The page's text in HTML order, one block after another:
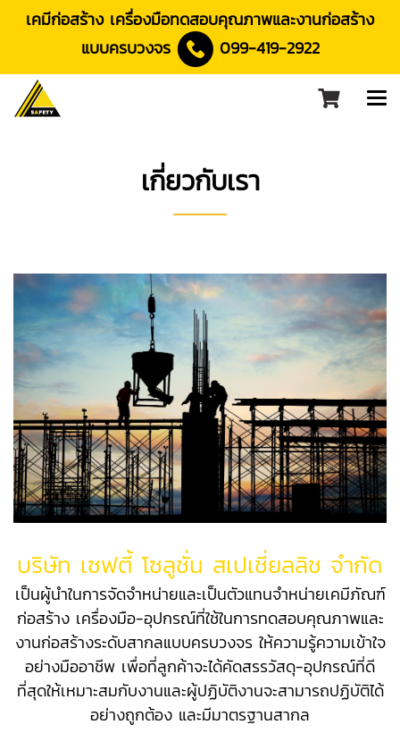
เคมีก่อสร้าง เครื่องมือทดสอบคุณภาพและงานก่อสร้าง
แบบครบวงจร
099-419-2922
เกี่ยวกับเรา
บริษัท เซฟตี้ โซลูชั่น สเปเชี่ยลลิช จำกัด
เป็นผู้นำในการจัดจำหน่ายและเป็นตัวแทนจำหน่ายเคมีภัณฑ์
ก่อสร้าง เครื่องมือ-อุปกรณ์ที่ใช้ในการทดสอบคุณภาพและ
งานก่อสร้างระดับสากลแบบครบวงจร ให้ความรู้ความเข้าใจ
อย่างมืออาชีพ เพื่อที่ลูกค้าจะได้คัดสรรวัสดุ-อุปกรณ์ที่ดี
ที่สุดให้เหมาะสมกับงานและผู้ปฏิบัติงานจะสามารถปฏิบัติได้
อย่างถูกต้อง และมีมาตรฐานสากล